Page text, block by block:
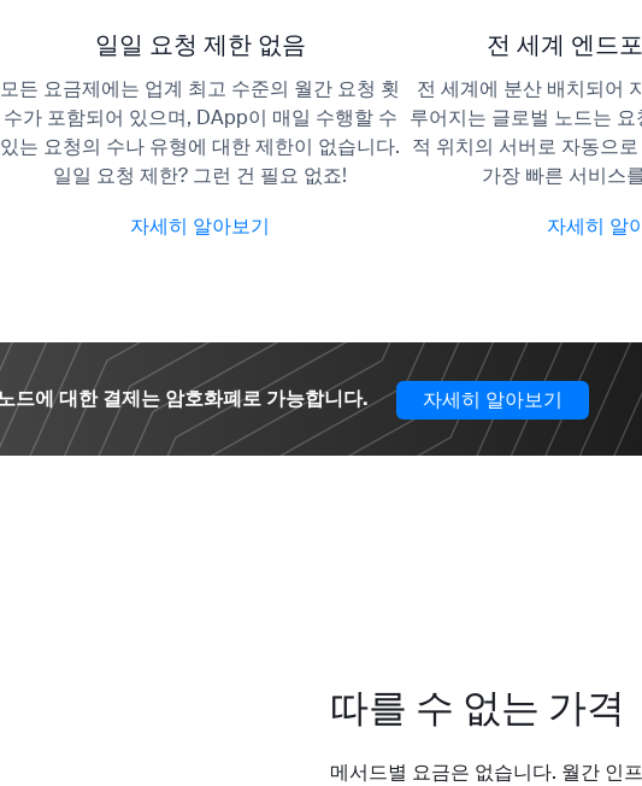
일일 요청 제한 없음
모든 요금제에는 업계 최고 수준의 월간 요청 횟
수가 포함되어 있으며, DApp이 매일 수행할 수
있는 요청의 수나 유형에 대한 제한이 없습니다.
일일 요청 제한? 그런 건 필요 없죠!
자세히 알아보기
전 세계 엔드
전 세계에 분산 배치되어
루어지는 글로벌 노드는
적 위치의 서버로 자동으
가장 빠른 서비스
자세히 알
드에 대한 결제는 암호화폐로 가능합니다. 자세히 알아보기
따를 수 없는 가격
메서드별 요금은 없습니다. 월간 인